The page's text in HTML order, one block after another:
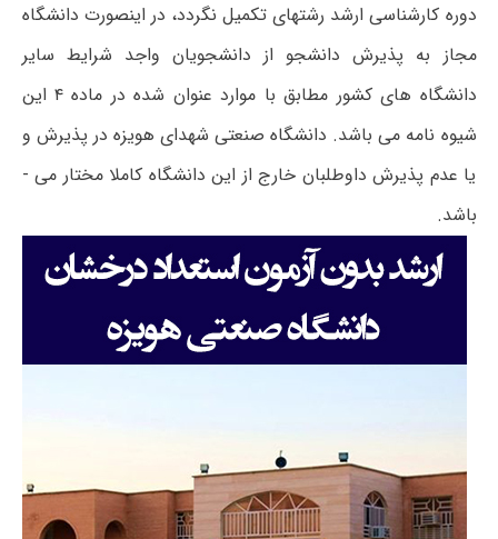
دوره کارشناسی ارشد رشته­ای تکمیل نگردد، در اینصورت دانشگاه
مجاز به پذیرش دانشجو از دانشجویان واجد شرایط سایر
دانشگاه ­های کشور مطابق با موارد عنوان شده در ماده ۴ این
شیوه نامه می ­باشد. دانشگاه صنعتی شهدای هویزه در پذیرش و
یا عدم پذیرش داوطلبان خارج از این دانشگاه کاملا مختار می ­
باشد.